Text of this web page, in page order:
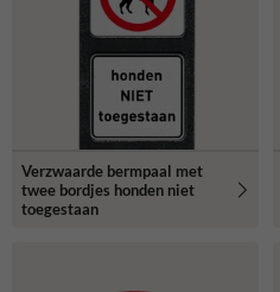
Verzwaarde bermpaal met
twee bordjes honden niet
toegestaan